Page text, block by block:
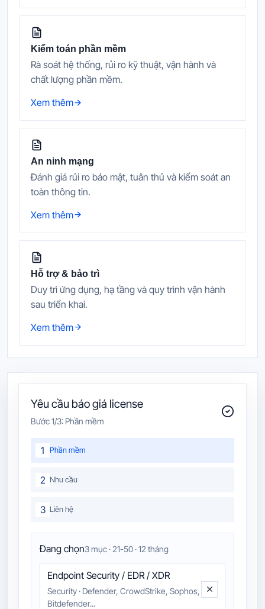
Kiểm toán phần mềm
Rà soát hệ thống, rủi ro kỹ thuật, vận hành và
chất lượng phần mềm.
Xem thêm
An ninh mạng
Đánh giá rủi ro bảo mật, tuân thủ và kiểm soát an
toàn thông tin.
Xem thêm
Hỗ trợ & bảo trì
Duy trì ứng dụng, hạ tầng và quy trình vận hành
sau triển khai.
Xem thêm
Yêu cầu báo giá license
Bước1/3: Phần mềm
1 Phần mềm
2 Nhu cầu
3 Liên hệ
Đang chọn3 mục · 21-50 · 12 tháng
Endpoint Security / EDR / XDR
Security · Defender, CrowdStrike, Sophos,
Bitdefender...